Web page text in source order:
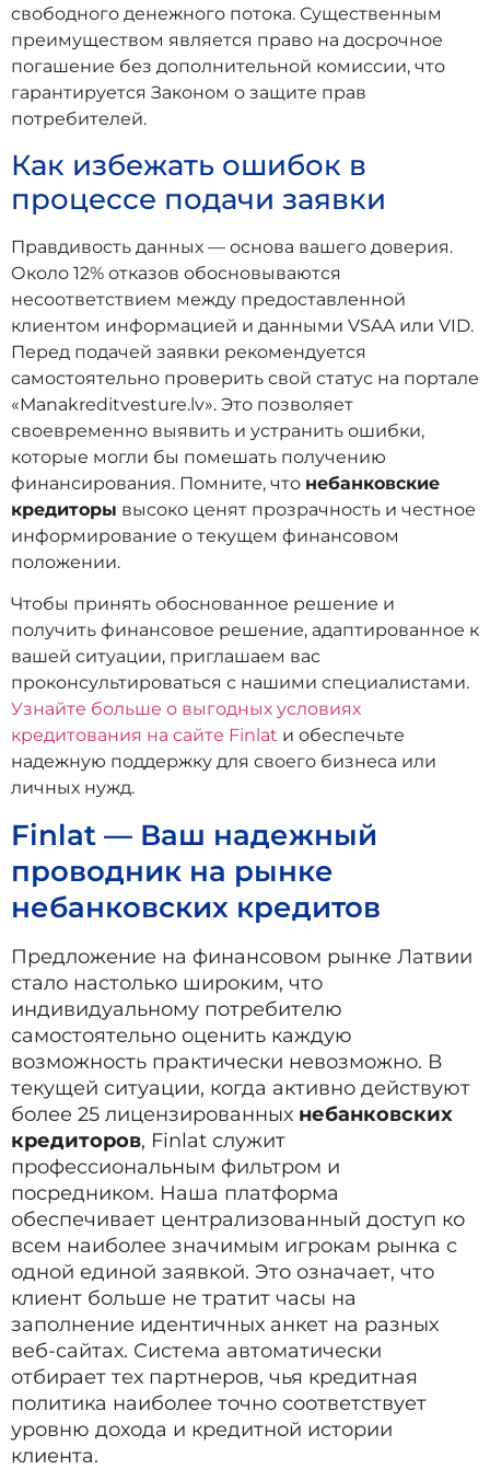
свободного денежного потока. Существенным
преимуществом является право на досрочное
погашение без дополнительной комиссии, что
гарантируется Законом о защите прав
потребителей.
Как избежать ошибок в
процессе подачи заявки
Правдивость данных — основа вашего доверия.
Около 12% отказов обосновываются
несоответствием между предоставленной
клиентом информацией и данными VSAA или VID.
Перед подачей заявки рекомендуется
самостоятельно проверить свой статус на портале
«Manakreditvesture.lv». Это позволяет
своевременно выявить и устранить ошибки,
которые могли бы помешать получению
финансирования. Помните, что небанковские
кредиторы высоко ценят прозрачность и честное
информирование о текущем финансовом
положении.
Чтобы принять обоснованное решение и
получить финансовое решение, адаптированное к
вашей ситуации, приглашаем вас
проконсультироваться с нашими специалистами.
Узнайте больше о выгодных условиях
кредитования на сайте Finlat и обеспечьте
надежную поддержку для своего бизнеса или
личных нужд.
Finlat — Ваш надежный
проводник на рынке
небанковских кредитов
Предложение на финансовом рынке Латвии
стало настолько широким, что
индивидуальному потребителю
самостоятельно оценить каждую
возможность практически невозможно. В
текущей ситуации, когда активно действуют
более 25 лицензированных небанковских
кредиторов, Finlat служит
профессиональным фильтром и
посредником. Наша платформа
обеспечивает централизованный доступ ко
всем наиболее значимым игрокам рынка с
одной единой заявкой. Это означает, что
клиент больше не тратит часы на
заполнение идентичных анкет на разных
веб-сайтах. Система автоматически
отбирает тех партнеров, чья кредитная
политика наиболее точно соответствует
уровню дохода и кредитной истории
клиента.